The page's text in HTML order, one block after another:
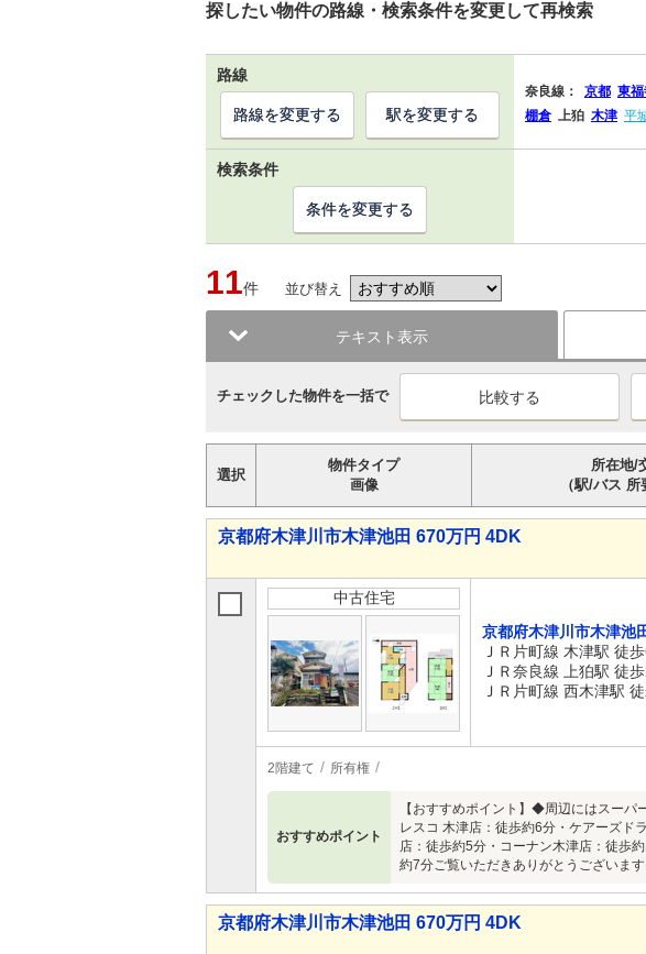
探したい物件の路線・検索条件を変更して再検索
路線
奈良線： 京都 東
棚倉 上狛 木津 平
路線を変更する 駅を変更する
検索条件
条件を変更する
11件 並び替え
テキスト表示
チェックした物件を一括で
選択
物件タイプ
画像
所在地/
（駅/バス 所
京都府木津川市木津池田 670万円 4DK
中古住宅
京都府木津川市木津池
ＪＲ片町線 木津駅 徒
ＪＲ奈良線 上狛駅 徒
ＪＲ片町線 西木津駅
2階建て 所有権
おすすめポイント
【おすすめポイント】◆周辺にはスーパ
レスコ 木津店：徒歩約6分・ケアーズド
店：徒歩約5分・コーナン木津店：徒歩
約7分ご覧いただきありがとうございま
京都府木津川市木津池田 670万円 4DK